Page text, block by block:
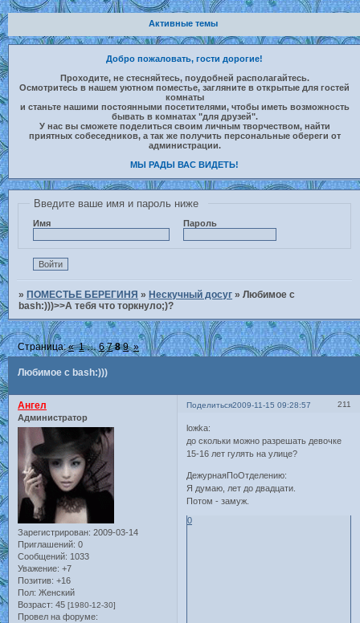
Активные темы
Добро пожаловать, гости дорогие!
Проходите, не стесняйтесь, поудобней располагайтесь.
Осмотритесь в нашем уютном поместье, загляните в открытые для гостей
комнаты
и станьте нашими постоянными посетителями, чтобы иметь возможность
бывать в комнатах "для друзей".
У нас вы сможете поделиться своим личным творчеством, найти
приятных собеседников, а так же получить персональные обереги от
администрации.
МЫ РАДЫ ВАС ВИДЕТЬ!
Введите ваше имя и пароль ниже
Имя Пароль
»ПОМЕСТЬЕ БЕРЕГИНЯ »Нескучный досуг »Любимое с
bash:)))>>А тебя что торкнуло;)?
Любимое с bash:)))
Страница:« 1 … 6 7 8 9 »
Поделиться 211
2009-11-15 09:28:57
Ангел
Администратор
Зарегистрирован: 2009-03-14
Приглашений: 0
Сообщений: 1033
Уважение: +7
Позитив: +16
Пол: Женский
Возраст: 45 [1980-12-30]
Провел на форуме:
loжka:
до скольки можно разрешать девочке
15-16 лет гулять на улице?
ДежурнаяПоОтделению:
Я думаю, лет до двадцати.
Потом - замуж.
0